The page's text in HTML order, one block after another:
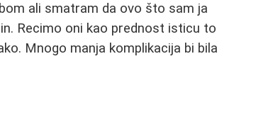
ali smatram da ovo što sam ja
Recimo oni kao prednost isticu to
Mnogo manja komplikacija bi bila